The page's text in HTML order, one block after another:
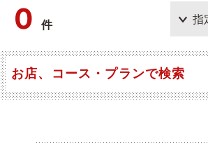
0件
お店、コース・プランで検索